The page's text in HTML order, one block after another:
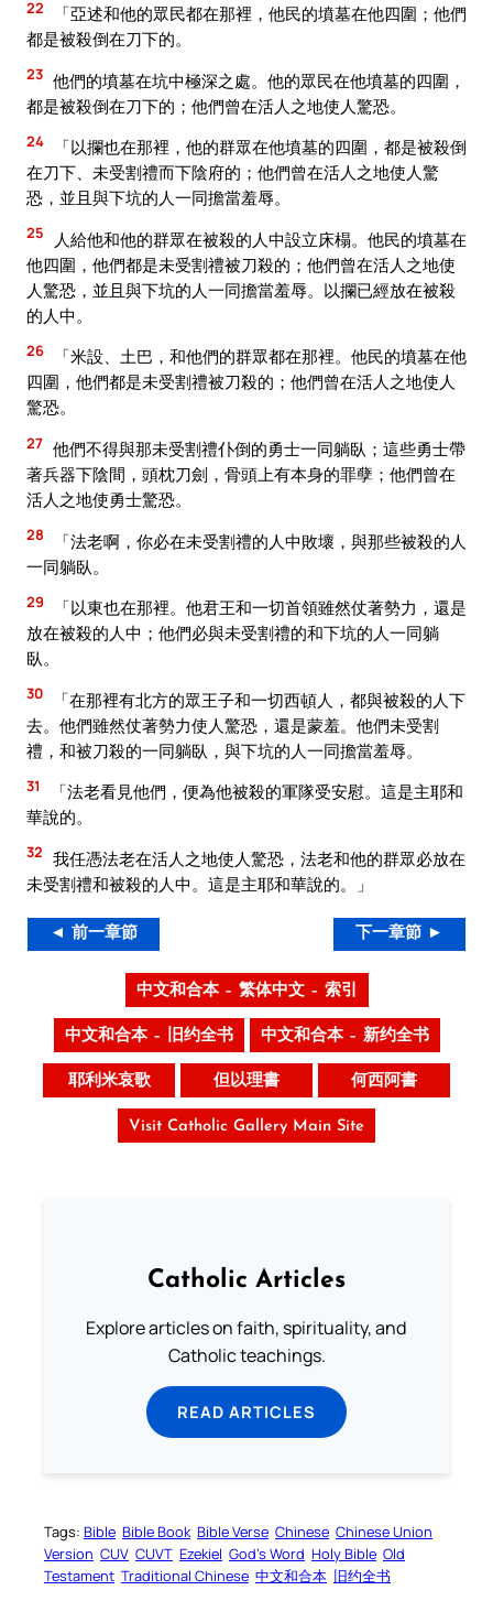
22
「亞述和他的眾民都在那裡，他民的墳墓在他四圍；他們
都是被殺倒在刀下的。
23 他們的墳墓在坑中極深之處。他的眾民在他墳墓的四圍，
都是被殺倒在刀下的；他們曾在活人之地使人驚恐。
24
「以攔也在那裡，他的群眾在他墳墓的四圍，都是被殺倒
在刀下、未受割禮而下陰府的；他們曾在活人之地使人驚
恐，並且與下坑的人一同擔當羞辱。
25
人給他和他的群眾在被殺的人中設立床榻。他民的墳墓在
他四圍，他們都是未受割禮被刀殺的；他們曾在活人之地使
人驚恐，並且與下坑的人一同擔當羞辱。以攔已經放在被殺
的人中。
26
「米設、土巴，和他們的群眾都在那裡。他民的墳墓在他
四圍，他們都是未受割禮被刀殺的；他們曾在活人之地使人
驚恐。
27 他們不得與那未受割禮仆倒的勇士一同躺臥；這些勇士帶
著兵器下陰間，頭枕刀劍，骨頭上有本身的罪孽；他們曾在
活人之地使勇士驚恐。
28
「法老啊，你必在未受割禮的人中敗壞，與那些被殺的人
一同躺臥。
29
「以東也在那裡。他君王和一切首領雖然仗著勢力，還是
放在被殺的人中；他們必與未受割禮的和下坑的人一同躺
臥。
30
「在那裡有北方的眾王子和一切西頓人，都與被殺的人下
去。他們雖然仗著勢力使人驚恐，還是蒙羞。他們未受割
禮，和被刀殺的一同躺臥，與下坑的人一同擔當羞辱。
31
「法老看見他們，便為他被殺的軍隊受安慰。這是主耶和
華說的。
32 我任憑法老在活人之地使人驚恐，法老和他的群眾必放在
未受割禮和被殺的人中。這是主耶和華說的。」
◄ 前一章節 下一章節 ►
中文和合本 – 繁体中文 – 索引
中文和合本 – 旧约全书 中文和合本 – 新约全书
耶利米哀歌 但以理書 何西阿書
Visit Catholic Gallery Main Site
Catholic Articles
Explore articles on faith, spirituality, and
Catholic teachings.
READ ARTICLES
Tags: Bible Bible Book Bible Verse Chinese Chinese Union
Version CUV CUVT Ezekiel God’s Word Holy Bible Old
Testament Traditional Chinese 中文和合本 旧约全书